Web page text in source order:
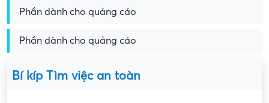
Phần dành cho quảng cáo
Phần dành cho quảng cáo
Bí kíp Tìm việc an toàn